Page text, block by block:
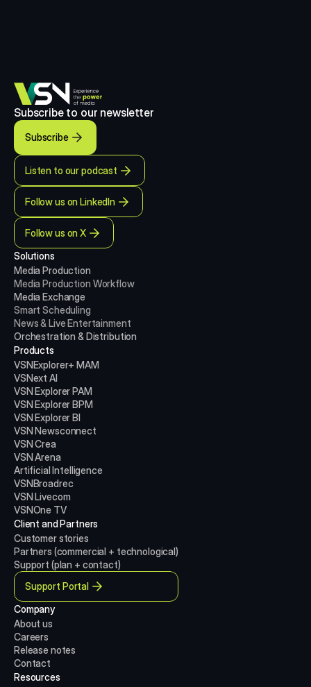
Subscribe to our newsletter
Subscribe
Listen to our podcast
Follow us on LinkedIn
Follow us on X
Solutions
Media Production
Media Production Workflow
Media Exchange
Smart Scheduling
News & Live Entertainment
Orchestration & Distribution
Products
VSNExplorer+ MAM
VSNext AI
VSN Explorer PAM
VSN Explorer BPM
VSN Explorer BI
VSN Newsconnect
VSN Crea
VSN Arena
Artificial Intelligence
VSNBroadrec
VSN Livecom
VSNOne TV
Client and Partners
Customer stories
Partners (commercial + technological)
Support (plan + contact)
Support Portal
Company
About us
Careers
Release notes
Contact
Resources